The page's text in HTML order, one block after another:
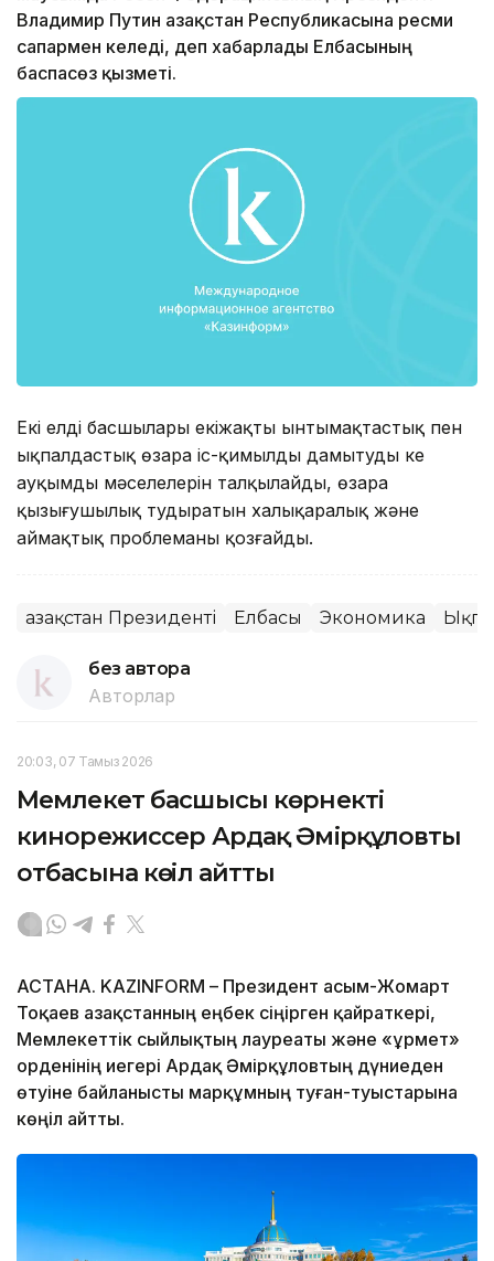
Владимир Путин Қазақстан Республикасына ресми
сапармен келеді, деп хабарлады Елбасының
баспасөз қызметі.
Екі елдің басшылары екіжақты ынтымақтастық пен
ықпалдастық өзара іс-қимылды дамытудың кең
ауқымды мәселелерін талқылайды, өзара
қызығушылық тудыратын халықаралық және
аймақтық проблеманы қозғайды.
Қазақстан Президенті Елбасы Экономика
без автора
Авторлар
20:03, 07 Тамыз 2026
Мемлекет басшысы көрнекті
кинорежиссер Ардақ Әмірқұловтың
отбасына көңіл айтты
АСТАНА. KAZINFORM – Президент Қасым-Жомарт
Тоқаев Қазақстанның еңбек сіңірген қайраткері,
Мемлекеттік сыйлықтың лауреаты және «Құрмет»
орденінің иегері Ардақ Әмірқұловтың дүниеден
өтуіне байланысты марқұмның туған-туыстарына
көңіл айтты.